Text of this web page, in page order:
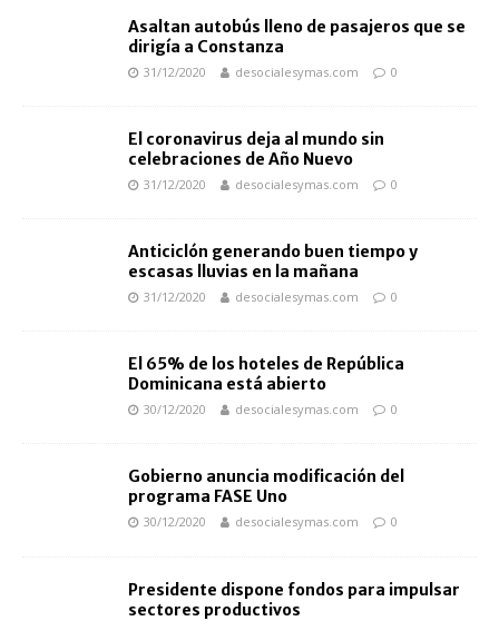
Asaltan autobús lleno de pasajeros que se
dirigía a Constanza
31/12/2020 desocialesymas.com 0
El coronavirus deja al mundo sin
celebraciones de Año Nuevo
31/12/2020 desocialesymas.com 0
Anticiclón generando buen tiempo y
escasas lluvias en la mañana
31/12/2020 desocialesymas.com 0
El 65% de los hoteles de República
Dominicana está abierto
30/12/2020 desocialesymas.com 0
Gobierno anuncia modificación del
programa FASE Uno
30/12/2020 desocialesymas.com 0
Presidente dispone fondos para impulsar
sectores productivos